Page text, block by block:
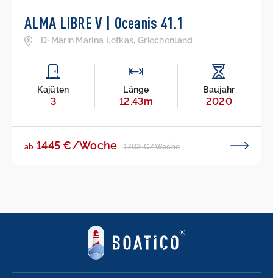
ALMA LIBRE V | Oceanis 41.1
D-Marin Marina Lefkas, Griechenland
Kajüten
3
Länge
12.43m
Baujahr
2020
ab 1445 €/Woche 1702 €/Woche